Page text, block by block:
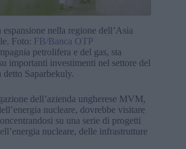
nella regione dell’Asia
Foto: FB/Banca OTP
petrolifera e del gas, sta
importanti investimenti nel settore del
detto Saparbekuly.
dell’azienda ungherese MVM,
nucleare, dovrebbe visitare
su una serie di progetti
nucleare, delle infrastrutture